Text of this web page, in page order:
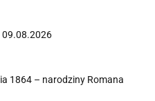
09.08.2026
1864 – narodziny Romana